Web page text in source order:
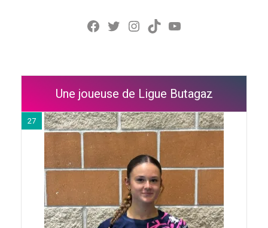
Facebook
Twitter
Instagram
TikTokYouTube
Une joueuse de Ligue Butagaz
27